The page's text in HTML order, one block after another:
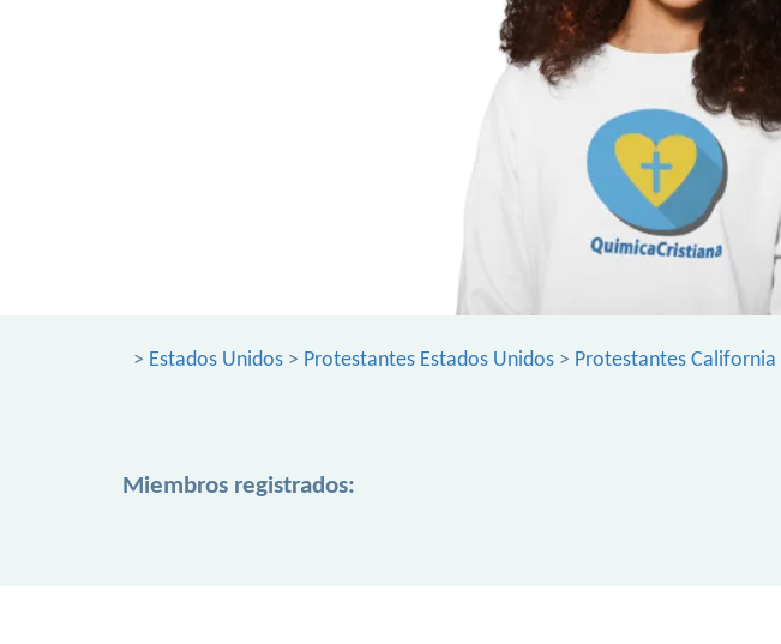
> Estados Unidos > Protestantes Estados Unidos > Protestantes California
Miembros registrados: